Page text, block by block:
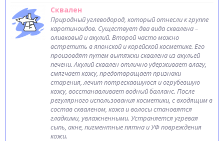
Сквален
Природный углеводород, который отнесли к группе
каротиноидов. Существует два вида сквалена –
оливковый и акулий. Второй часто можно
встретить в японской и корейской косметике. Его
произовдят путем вытяжки сквалена из акульей
печени. Акулий сквален отлично удерживает влагу,
смягчает кожу, предотвращает признаки
старения, лечит потрескавшуюся и огрубевшую
кожу, восстанавливает водный балланс. После
регулярного использования косметики, с входящим в
состав скваленом, кожа и волосы становятся
гладкими, увлажненными. Устраняется угревая
сыпь, акне, пигментные пятна и УФ повреждения
кожи.